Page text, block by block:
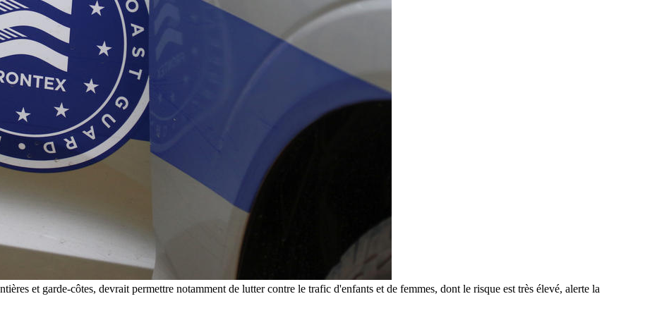
et garde-côtes, devrait permettre notamment de lutter contre le trafic d'enfants et de femmes, dont le risque est très élevé, alerte la